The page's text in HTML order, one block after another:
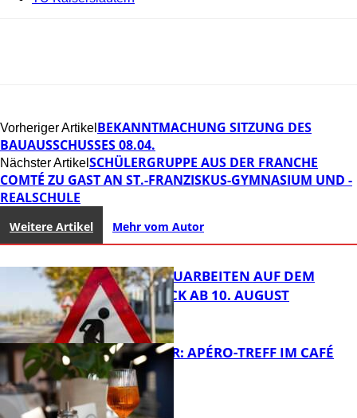
Vorheriger Artikel BEKANNTMACHUNG SITZUNG DES
BAUAUSSCHUSSES 08.04.
Nächster Artikel SCHÜLERGRUPPE AUS DER FRANCHE
COMTÉ ZU GAST AN ST.-FRANZISKUS-GYMNASIUM UND -
REALSCHULE
Weitere Artikel Mehr vom Autor
FB News
STRASSENBAUARBEITEN AUF DEM B
ÄNNJERRÜCK AB 10. AUGUST
HOT SUMMER: APÉRO-TREFF IM CAFÉ
LUMA